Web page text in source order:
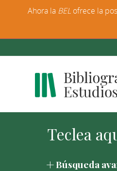
Búsqueda
Ahora la BEL ofrece la